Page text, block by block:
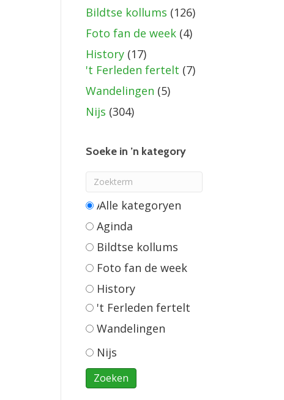
Bildtse kollums (126)
Foto fan de week(4)
History(17)
't Ferleden fertelt (7)
Wandelingen (5)
Nijs (304)
Soeke in ’n kategory
Alle categorieën
Aginda
Bildtse kollums
Foto fan de week
History
't Ferleden fertelt
Wandelingen
Nijs